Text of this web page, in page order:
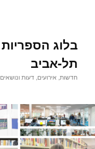
בלוג
תל-אביב
חדשות, אירועים, דעות ונושאים